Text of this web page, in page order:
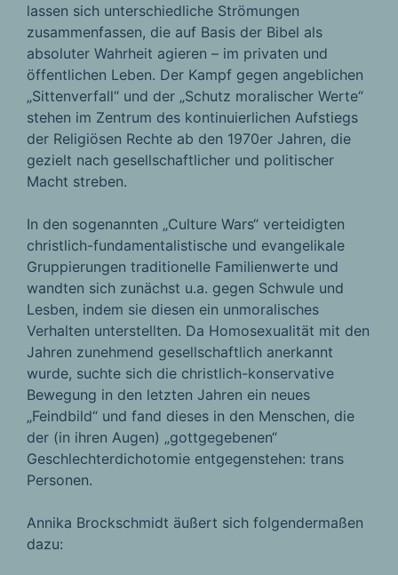
lassen sich unterschiedliche Strömungen
zusammenfassen, die auf Basis der Bibel als
absoluter Wahrheit agieren – im privaten und
öffentlichen Leben. Der Kampf gegen angeblichen
„Sittenverfall“ und der „Schutz moralischer Werte“
stehen im Zentrum des kontinuierlichen Aufstiegs
der Religiösen Rechte ab den 1970er Jahren, die
gezielt nach gesellschaftlicher und politischer
Macht streben.
In den sogenannten „Culture Wars“ verteidigten
christlich-fundamentalistische und evangelikale
Gruppierungen traditionelle Familienwerte und
wandten sich zunächst u.a. gegen Schwule und
Lesben, indem sie diesen ein unmoralisches
Verhalten unterstellten. Da Homosexualität mit den
Jahren zunehmend gesellschaftlich anerkannt
wurde, suchte sich die christlich-konservative
Bewegung in den letzten Jahren ein neues
„Feindbild“ und fand dieses in den Menschen, die
der (in ihren Augen) „gottgegebenen“
Geschlechterdichotomie entgegenstehen: trans
Personen.
Annika Brockschmidt äußert sich folgendermaßen
dazu: